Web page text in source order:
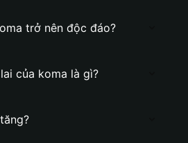
trở nên độc đáo?
của koma là gì?